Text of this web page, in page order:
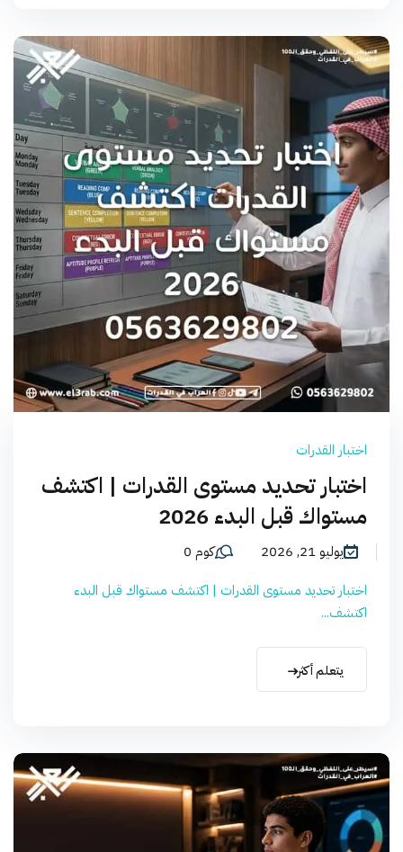
اختبار القدرات
اختبار تحديد مستوى القدرات | اكتشف
مستواك قبل البدء 2026
يوليو 21, 2026
كوم 0
اختبار تحديد مستوى القدرات | اكتشف مستواك قبل البدء
اكتشف...
يتعلم أكثر